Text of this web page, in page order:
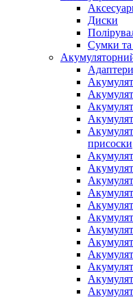
Диски
Сумки та
присоски